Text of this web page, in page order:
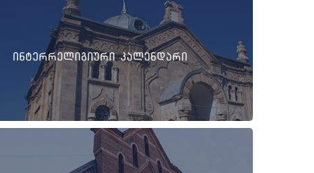
ინტერრელიგიური კალენდარი